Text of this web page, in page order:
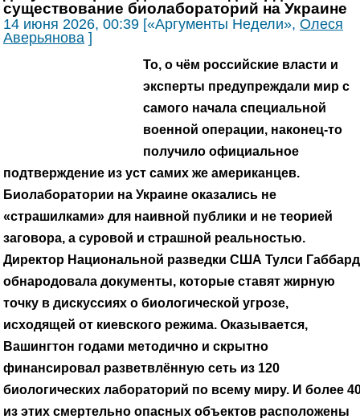
существование биолабораторий на Украине
14 июня 2026, 00:39 [«Аргументы Недели», Олеся
Аверьянова ]
То, о чём российские власти и
эксперты предупреждали мир с
самого начала специальной
военной операции, наконец-то
получило официальное
подтверждение из уст самих же американцев.
Биолаборатории на Украине оказались не
«страшилками» для наивной публики и не теорией
заговора, а суровой и страшной реальностью.
Директор Национальной разведки США Тулси Габбард
обнародовала документы, которые ставят жирную
точку в дискуссиях о биологической угрозе,
исходящей от киевского режима. Оказывается,
Вашингтон годами методично и скрытно
финансировал разветвлённую сеть из 120
биологических лабораторий по всему миру. И более
из этих смертельно опасных объектов расположены